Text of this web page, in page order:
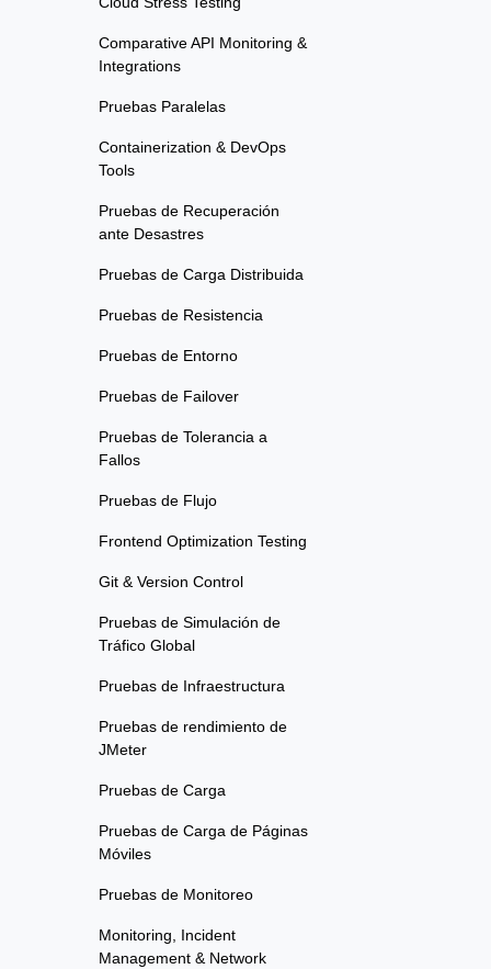
Comparative API Monitoring &
Integrations
Pruebas Paralelas
Containerization & DevOps
Tools
Pruebas de Recuperación
ante Desastres
Pruebas de Carga Distribuida
Pruebas de Resistencia
Pruebas de Entorno
Pruebas de Failover
Pruebas de Tolerancia a
Fallos
Pruebas de Flujo
Frontend Optimization Testing
Git & Version Control
Pruebas de Simulación de
Tráfico Global
Pruebas de Infraestructura
Pruebas de rendimiento de
JMeter
Pruebas de Carga
Pruebas de Carga de Páginas
Móviles
Pruebas de Monitoreo
Monitoring, Incident
Management & Network